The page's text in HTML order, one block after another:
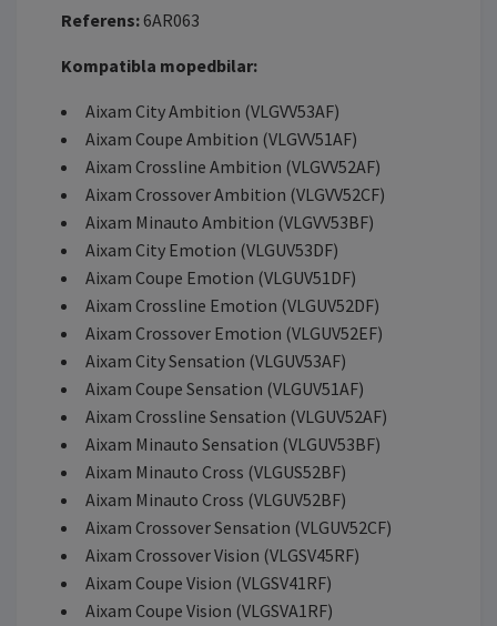
Referens:6AR063
Kompatibla mopedbilar:
Aixam City Ambition (VLGVV53AF)
Aixam Coupe Ambition (VLGVV51AF)
Aixam Crossline Ambition (VLGVV52AF)
Aixam Crossover Ambition (VLGVV52CF)
Aixam Minauto Ambition (VLGVV53BF)
Aixam City Emotion (VLGUV53DF)
Aixam Coupe Emotion (VLGUV51DF)
Aixam Crossline Emotion (VLGUV52DF)
Aixam Crossover Emotion (VLGUV52EF)
Aixam City Sensation (VLGUV53AF)
Aixam Coupe Sensation (VLGUV51AF)
Aixam Crossline Sensation (VLGUV52AF)
Aixam Minauto Sensation (VLGUV53BF)
Aixam Minauto Cross (VLGUS52BF)
Aixam Minauto Cross (VLGUV52BF)
Aixam Crossover Sensation (VLGUV52CF)
Aixam Crossover Vision (VLGSV45RF)
Aixam Coupe Vision (VLGSV41RF)
Aixam Coupe Vision (VLGSVA1RF)